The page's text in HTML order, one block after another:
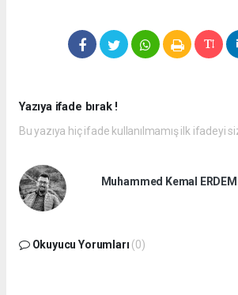
Yazıya ifade bırak !
Bu yazıya hiç ifade kullanılmamış ilk ifadeyi
Muhammed Kemal ERDEM
Okuyucu Yorumları (0)